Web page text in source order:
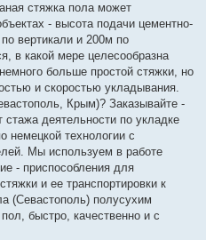
стяжка пола может
- высота подачи цементно-
вертикали и 200м по
в какой мере целесообразна
больше простой стяжки, но
и скоростью укладывания.
Крым)? Заказывайте -
деятельности по укладке
немецкой технологии с
Мы используем в работе
- приспособления для
и ее транспортировки к
(Севастополь) полусухим
быстро, качественно и с